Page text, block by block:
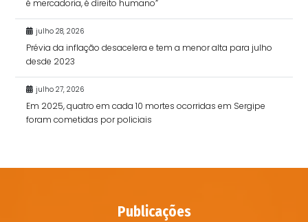
é mercadoria, é direito humano”
julho 28, 2026
Prévia da inflação desacelera e tem a menor alta para julho
desde 2023
julho 27, 2026
Em 2025, quatro em cada 10 mortes ocorridas em Sergipe
foram cometidas por policiais
Publicações